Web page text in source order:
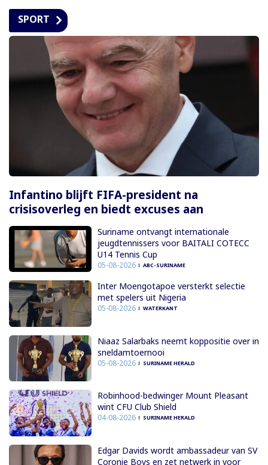
SPORT
Infantino blijft FIFA-president na
crisisoverleg en biedt excuses aan
Suriname ontvangt internationale
jeugdtennissers voor BAITALI COTECC
U14 Tennis Cup
05-08-2026 ABC-SURINAME
Inter Moengotapoe versterkt selectie
met spelers uit Nigeria
05-08-2026 WATERKANT
Niaaz Salarbaks neemt koppositie over in
sneldamtoernooi
05-08-2026 SURINAME HERALD
Robinhood-bedwinger Mount Pleasant
wint CFU Club Shield
04-08-2026 SURINAME HERALD
Edgar Davids wordt ambassadeur van SV
Coronie Boys en zet netwerk in voor